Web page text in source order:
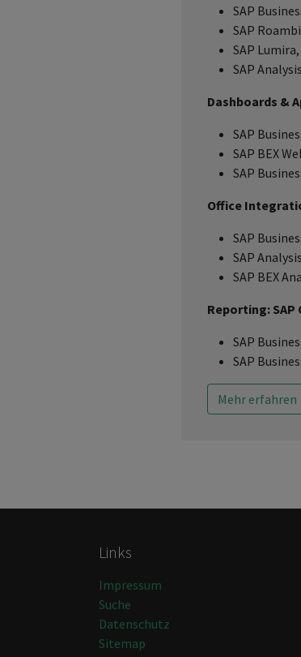
SAP
SAP Roambi
SAP
SAP
Dashboards &
SAP
SAP BEX
SAP
Office
SAP
SAP
SAP BEX
Reporting:
SAP
SAP
Mehr erfahren
Links
Impressum
Suche
Datenschutz
Sitemap